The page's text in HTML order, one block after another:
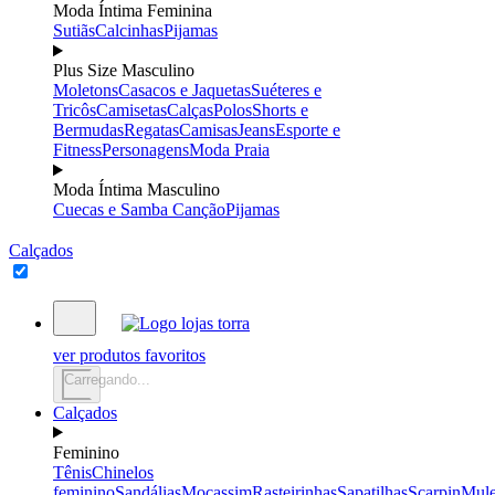
Moda Íntima Feminina
SutiãsCalcinhasPijamas
Plus Size Masculino
MoletonsCasacos e JaquetasSuéteres e
TricôsCamisetasCalçasPolosShorts e
BermudasRegatasCamisasJeansEsporte e
FitnessPersonagensModa Praia
Moda Íntima Masculino
Cuecas e Samba CançãoPijamas
Calçados
ver produtos favoritos
Carregando...
Calçados
Feminino
TênisChinelos